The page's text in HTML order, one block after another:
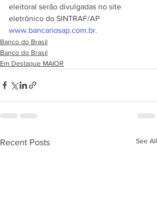
eleitoral serão divulgadas no site
eletrônico do SINTRAF/AP
www.bancariosap.com.br.
Banco do Brasil
Banco do Brasil
Em Destaque MAIOR
Recent Posts See All